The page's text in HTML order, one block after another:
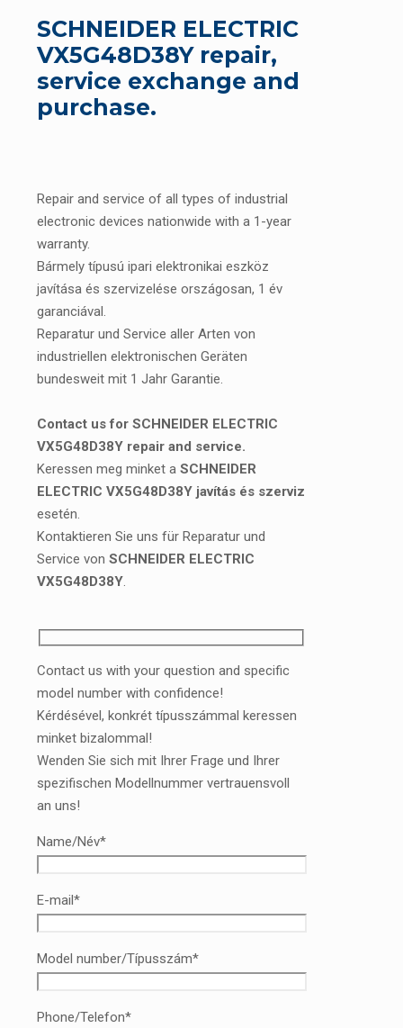
SCHNEIDER ELECTRIC
VX5G48D38Y repair,
service exchange and
purchase.
Repair and service of all types of industrial
electronic devices nationwide with a 1-year
warranty.
Bármely típusú ipari elektronikai eszköz
javítása és szervizelése országosan, 1 év
garanciával.
Reparatur und Service aller Arten von
industriellen elektronischen Geräten
bundesweit mit 1 Jahr Garantie.
Contact us for SCHNEIDER ELECTRIC
VX5G48D38Y repair and service.
Keressen meg minket a SCHNEIDER
ELECTRIC VX5G48D38Y javítás és szerviz
esetén.
Kontaktieren Sie uns für Reparatur und
Service von SCHNEIDER ELECTRIC
VX5G48D38Y.
Contact us with your question and specific
model number with confidence!
Kérdésével, konkrét típusszámmal keressen
minket bizalommal!
Wenden Sie sich mit Ihrer Frage und Ihrer
spezifischen Modellnummer vertrauensvoll
an uns!
Name/Név*
E-mail*
Model number/Típusszám*
Phone/Telefon*